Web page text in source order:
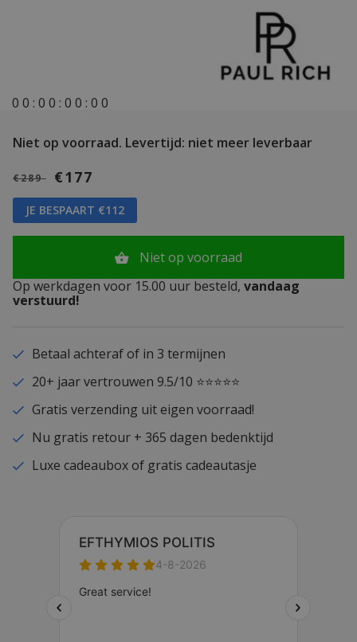
0 0 : 0 0 : 0 0 : 0 0
Niet op voorraad. Levertijd: niet meer leverbaar
€289 €177
JE BESPAART €112
Niet op voorraad
Op werkdagen voor 15.00 uur besteld, vandaag
verstuurd!
Betaal achteraf of in 3 termijnen
20+ jaar vertrouwen 9.5/10 ⭐⭐⭐⭐⭐
Gratis verzending uit eigen voorraad!
Nu gratis retour + 365 dagen bedenktijd
Luxe cadeaubox of gratis cadeautasje